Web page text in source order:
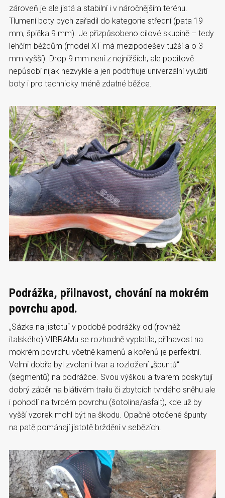
zároveň je ale jistá a stabilní i v náročnějším terénu.
Tlumení boty bych zařadil do kategorie střední (pata 19
mm, špička 9 mm). Je přizpůsobeno cílové skupině – tedy
lehčím běžcům (model XT má mezipodešev tužší a o 3
mm vyšší). Drop 9 mm není z nejnižších, ale pocitově
nepůsobí nijak nezvykle a jen podtrhuje univerzální využití
boty i pro technicky méně zdatné běžce.
Podrážka, přilnavost, chování na mokrém
povrchu apod.
„Sázka na jistotu“ v podobě podrážky od (rovněž
italského) VIBRAMu se rozhodně vyplatila, přilnavost na
mokrém povrchu včetně kamenů a kořenů je perfektní.
Velmi dobře byl zvolen i tvar a rozložení „špuntů“
(segmentů) na podrážce. Svou výškou a tvarem poskytují
dobrý záběr na blátivém trailu či zbytcích tvrdého sněhu ale
i pohodlí na tvrdém povrchu (šotolina/asfalt), kde už by
vyšší vzorek mohl být na škodu. Opačně otočené špunty
na patě pomáhají jistotě brždění v sebězích.